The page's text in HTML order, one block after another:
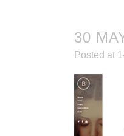
30
Posted at